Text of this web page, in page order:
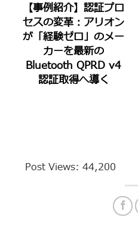
【事例紹介】認証プロ
セスの変革：アリオン
が「経験ゼロ」のメー
カーを最新の
Bluetooth QPRD v4
認証取得へ導く
Post Views:44,200